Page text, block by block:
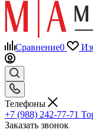
Сравнение0
Телефоны
+7 (988) 242-77-71
Заказать звонок